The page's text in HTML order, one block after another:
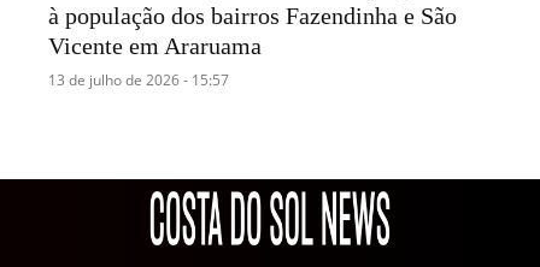
à população dos bairros Fazendinha e São
Vicente em Araruama
13 de julho de 2026 - 15:57